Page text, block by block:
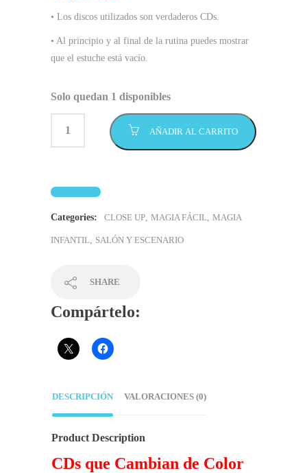
• Los discos utilizados son verdaderos CDs.
• Al principio y al final de la rutina puedes mostrar
que el estuche está vacío.
Solo quedan 1 disponibles
AÑADIR AL CARRITO
Categories: CLOSE UP, MAGIA FÁCIL, MAGIA
INFANTIL, SALÓN Y ESCENARIO
SHARE
Compártelo:
DESCRIPCIÓN VALORACIONES (0)
Product Description
CDs que Cambian de Color